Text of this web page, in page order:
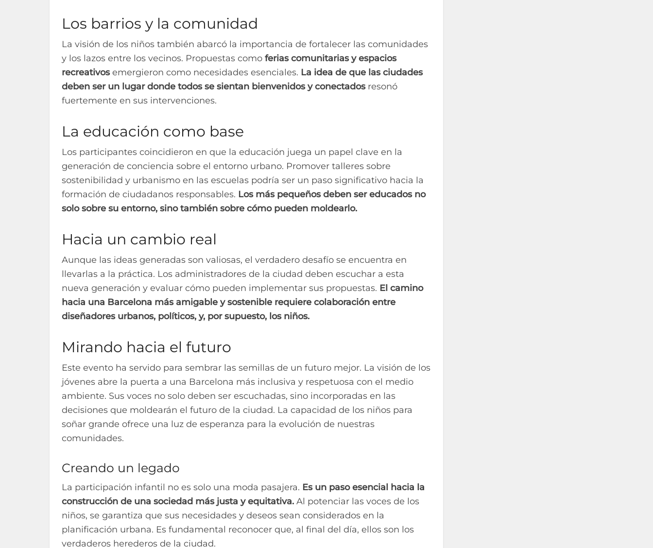
Los barrios y la comunidad
La visión de los niños también abarcó la importancia de fortalecer las comunidades
y los lazos entre los vecinos. Propuestas como ferias comunitarias y espacios
recreativosemergieron como necesidades esenciales. La idea de que las ciudades
deben ser un lugar donde todos se sientan bienvenidos y conectadosresonó
fuertemente en sus intervenciones.
La educación como base
Los participantes coincidieron en que la educación juega un papel clave en la
generación de conciencia sobre el entorno urbano. Promover talleres sobre
sostenibilidad y urbanismo en las escuelas podría ser un paso significativo hacia la
formación de ciudadanos responsables. Los más pequeños deben ser educados no
solo sobre su entorno, sino también sobre cómo pueden moldearlo.
Hacia un cambio real
Aunque las ideas generadas son valiosas, el verdadero desafío se encuentra en
llevarlas a la práctica. Los administradores de la ciudad deben escuchar a esta
nueva generación y evaluar cómo pueden implementar sus propuestas. El camino
hacia una Barcelona más amigable y sostenible requiere colaboración entre
diseñadores urbanos, políticos, y, por supuesto, los niños.
Mirando hacia el futuro
Este evento ha servido para sembrar las semillas de un futuro mejor. La visión de los
jóvenes abre la puerta a una Barcelona más inclusiva y respetuosa con el medio
ambiente. Sus voces no solo deben ser escuchadas, sino incorporadas en las
decisiones que moldearán el futuro de la ciudad. La capacidad de los niños para
soñar grande ofrece una luz de esperanza para la evolución de nuestras
comunidades.
Creando un legado
La participación infantil no es solo una moda pasajera. Es un paso esencial hacia la
construcción de una sociedad más justa y equitativa. Al potenciar las voces de los
niños, se garantiza que sus necesidades y deseos sean considerados en la
planificación urbana. Es fundamental reconocer que, al final del día, ellos son los
verdaderos herederos de la ciudad.